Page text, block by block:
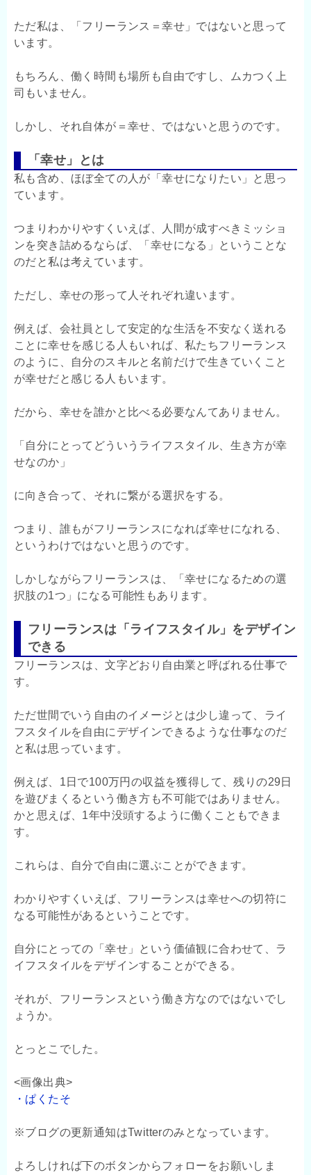
ただ私は、「フリーランス＝幸せ」ではないと思って
います。
もちろん、働く時間も場所も自由ですし、ムカつく上
司もいません。
しかし、それ自体が＝幸せ、ではないと思うのです。
「幸せ」とは
私も含め、ほぼ全ての人が「幸せになりたい」と思っ
ています。
つまりわかりやすくいえば、人間が成すべきミッショ
ンを突き詰めるならば、「幸せになる」ということな
のだと私は考えています。
ただし、幸せの形って人それぞれ違います。
例えば、会社員として安定的な生活を不安なく送れる
ことに幸せを感じる人もいれば、私たちフリーランス
のように、自分のスキルと名前だけで生きていくこと
が幸せだと感じる人もいます。
だから、幸せを誰かと比べる必要なんてありません。
「自分にとってどういうライフスタイル、生き方が幸
せなのか」
に向き合って、それに繋がる選択をする。
つまり、誰もがフリーランスになれば幸せになれる、
というわけではないと思うのです。
しかしながらフリーランスは、「幸せになるための選
択肢の1つ」になる可能性もあります。
フリーランスは「ライフスタイル」をデザイン
できる
フリーランスは、文字どおり自由業と呼ばれる仕事で
す。
ただ世間でいう自由のイメージとは少し違って、ライ
フスタイルを自由にデザインできるような仕事なのだ
と私は思っています。
例えば、1日で100万円の収益を獲得して、残りの29日
を遊びまくるという働き方も不可能ではありません。
かと思えば、1年中没頭するように働くこともできま
す。
これらは、自分で自由に選ぶことができます。
わかりやすくいえば、フリーランスは幸せへの切符に
なる可能性があるということです。
自分にとっての「幸せ」という価値観に合わせて、ラ
イフスタイルをデザインすることができる。
それが、フリーランスという働き方なのではないでし
ょうか。
とっとこでした。
<画像出典>
・ぱくたそ
※ブログの更新通知はTwitterのみとなっています。
よろしければ下のボタンからフォローをお願いしま